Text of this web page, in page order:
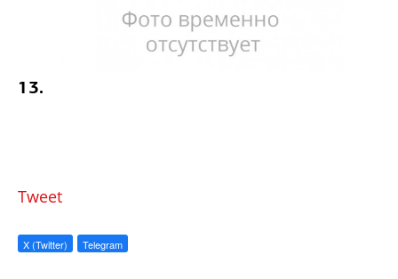
13.
Tweet
X (Twitter) Telegram